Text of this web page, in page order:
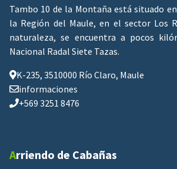
Tambo 10 de la Montaña está situado
la Región del Maule, en el sector Los
naturaleza, se encuentra a pocos
Nacional Radal Siete Tazas.
K-235, 3510000 Río Claro, Maule
informaciones
+569 3251 8476
Arriendo de Cabañas